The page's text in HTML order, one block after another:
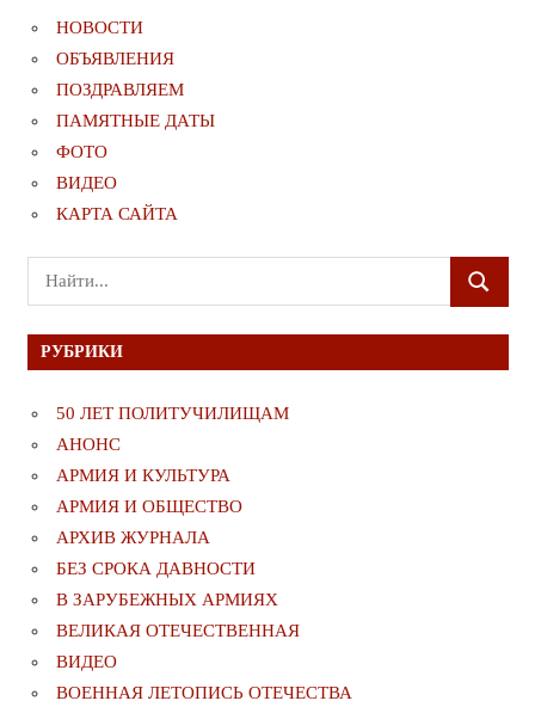
НОВОСТИ
ОБЪЯВЛЕНИЯ
ПОЗДРАВЛЯЕМ
ПАМЯТНЫЕ ДАТЫ
ФОТО
ВИДЕО
КАРТА САЙТА
Поиск
для:
ПОИСК
РУБРИКИ
50 ЛЕТ ПОЛИТУЧИЛИЩАМ
АНОНС
АРМИЯ И КУЛЬТУРА
АРМИЯ И ОБЩЕСТВО
АРХИВ ЖУРНАЛА
БЕЗ СРОКА ДАВНОСТИ
В ЗАРУБЕЖНЫХ АРМИЯХ
ВЕЛИКАЯ ОТЕЧЕСТВЕННАЯ
ВИДЕО
ВОЕННАЯ ЛЕТОПИСЬ ОТЕЧЕСТВА